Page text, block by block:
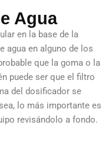
Agua
en la base de la
agua en alguno de los
que la goma o la
puede ser que el filtro
del dosificador se
lo más importante es
revisándolo a fondo.